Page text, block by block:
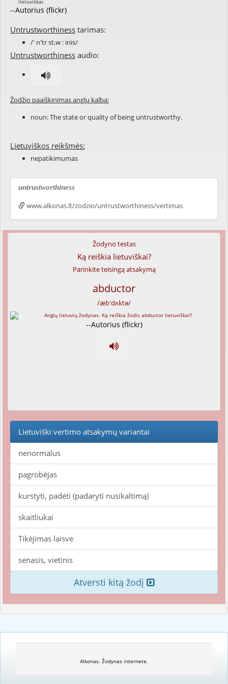
--Autorius (flickr)
Untrustworthiness tarimas:
/' n'tr st,w : inis/
Untrustworthiness audio:
Žodžio paaiškinimas anglų kalba:
noun: The state or quality of being untrustworthy.
Lietuviškos reikšmės:
nepatikimumas
untrustworthiness
www.alkonas.lt/zodzio/untrustworthiness/vertimas
Žodyno testas
Ką reiškia lietuviškai?
Parinkite teisingą atsakymą
abductor
/æb'dʌktə/
--Autorius (flickr)
Lietuviški vertimo atsakymų variantai
nenormalus
pagrobėjas
kurstyti, padėti (padaryti nusikaltimą)
skaitliukai
Tikėjimas laisve
senasis, vietinis
Atversti kitą žodį
Alkonas. Žodynas internete.